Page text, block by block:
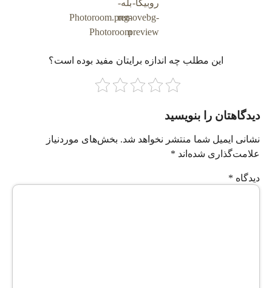
این مطلب چه‌ اندازه برایتان مفید بوده است؟
دیدگاهتان را بنویسید
نشانی ایمیل شما منتشر نخواهد شد. بخش‌های موردنیاز
علامت‌گذاری شده‌اند *
دیدگاه *